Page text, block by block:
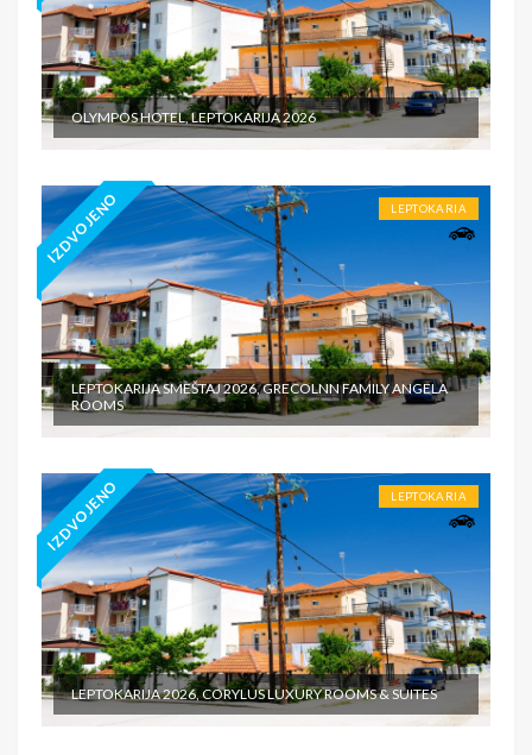
OLYMPOS HOTEL, LEPTOKARIJA 2026
IZDVOJENO LEPTOKARIA
LEPTOKARIJA SMEŠTAJ 2026, GRECOLNN FAMILY ANGELA
ROOMS
IZDVOJENO LEPTOKARIA
LEPTOKARIJA 2026, CORYLUS LUXURY ROOMS & SUITES